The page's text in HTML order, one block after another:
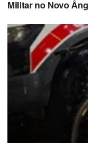
Militar no Novo